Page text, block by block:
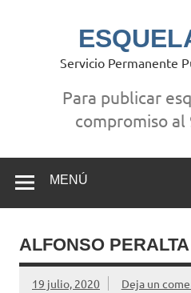
Servicio Permanente
Para publicar
compromiso al
MENÚ
ALFONSO
19 julio, 2020 Deja un